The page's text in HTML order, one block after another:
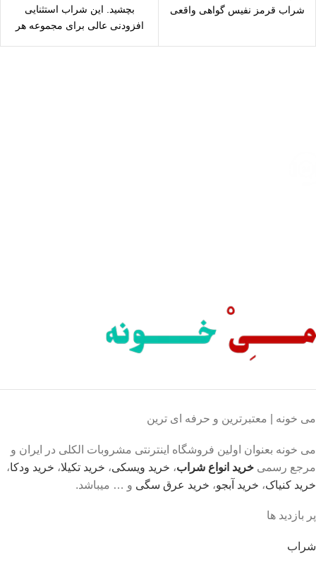
شراب قرمز نفیس گواهی واقعی
بچشید. این شراب استثنایی
افزودنی عالی برای مجموعه هر
می خونه | معتبرترین و حرفه ای ترین
می خونه بعنوان اولین فروشگاه اینترنتی مشروبات الکلی در ایران و
مرجع رسمی خرید انواع شراب، خرید ویسکی، خرید تکیلا، خرید ودکا،
خرید کنیاک، خرید آبجو، خرید عرق سگی و … میباشد.
پر بازدید ها
شراب